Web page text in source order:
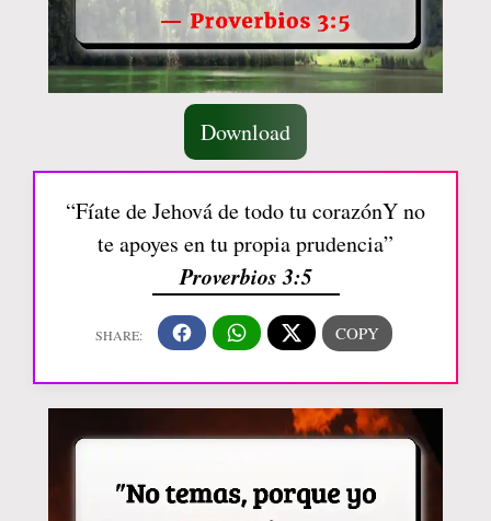
Download
“Fíate de Jehová de todo tu corazónY no
te apoyes en tu propia prudencia”
Proverbios 3:5